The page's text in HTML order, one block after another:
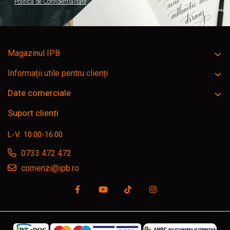
Politica de Confidentialitate
Magazinul IPB
Informații utile pentru clienți
Date comerciale
Suport clienti
L-V: 10:00-16:00
0733 472 472
comenzi@ipb.ro